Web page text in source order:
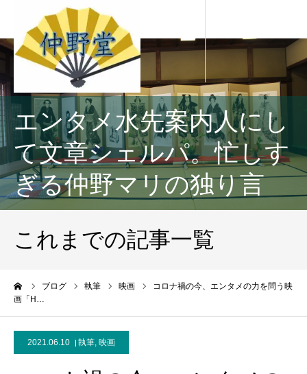
エンタメ水先案内人にし
て文章シェルパ。忙しす
ぎる仲野マリの独り言
これまでの記事一覧
ブログ 執筆 映画
コロナ禍の今、エンタメの力を問う映
画「H…
2021.06.10 執筆, 映画